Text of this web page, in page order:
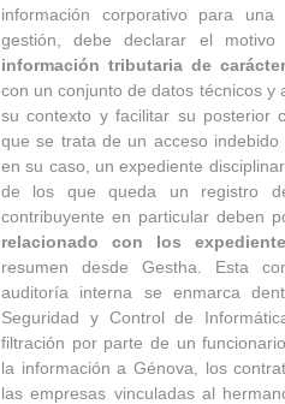
información corporativo para
gestión, debe declarar el motivo
información tributaria de
con un conjunto de datos técnicos y
su contexto y facilitar su posterior
que se trata de un acceso
en su caso, un expediente
de los que queda un registro
contribuyente en particular deben
relacionado con los
resumen desde Gestha. Esta
auditoría interna se enmarca
Seguridad y Control de
filtración por parte de un
la información a Génova, los
las empresas vinculadas al